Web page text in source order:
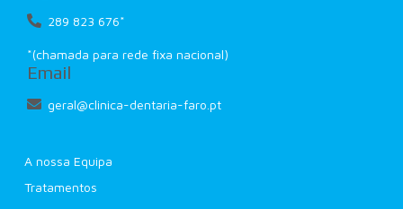
289 823 676*
*(chamada para rede fixa nacional)
Email
geral@clinica-dentaria-faro.pt
A nossa Equipa
Tratamentos